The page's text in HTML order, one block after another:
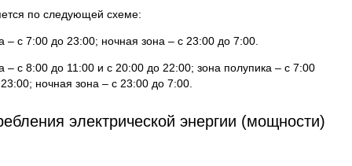
по следующей схеме:
– с 7:00 до 23:00; ночная зона – с 23:00 до 7:00.
– с 8:00 до 11:00 и с 20:00 до 22:00; зона полупика – с 7:00
ночная зона – с 23:00 до 7:00.
электрической энергии (мощности)